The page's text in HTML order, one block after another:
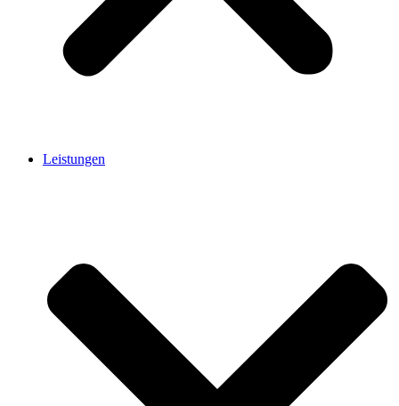
Leistungen